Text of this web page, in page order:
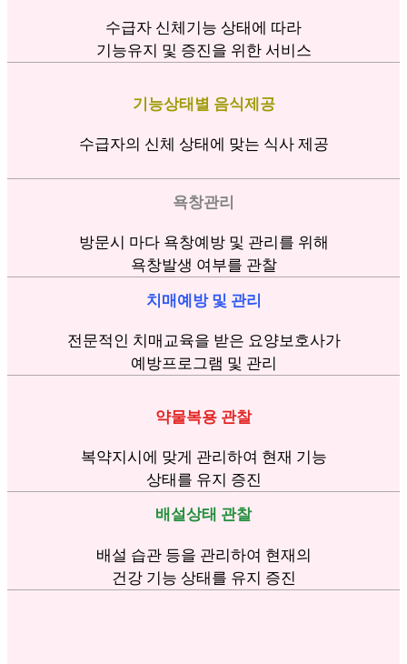
수급자 신체기능 상태에 따라
기능유지 및 증진을 위한 서비스
기능상태별 음식제공
수급자의 신체 상태에 맞는 식사 제공
욕창관리
방문시 마다 욕창예방 및 관리를 위해
욕창발생 여부를 관찰
치매예방 및 관리
전문적인 치매교육을 받은 요양보호사가
예방프로그램 및 관리
약물복용 관찰
복약지시에 맞게 관리하여 현재 기능
상태를 유지 증진
배설상태 관찰
배설 습관 등을 관리하여 현재의
건강 기능 상태를 유지 증진